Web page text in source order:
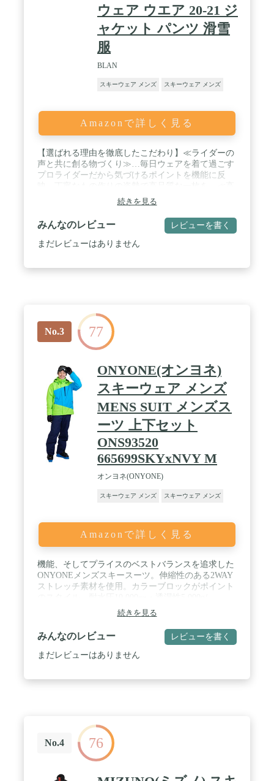
ウェア ウエア 20-21 ジ
ャケット パンツ 滑雪
服
BLAN
スキーウェア メンズ スキーウェア メンズ
Amazonで詳しく見る
【選ばれる理由を徹底したこだわり】≪ライダーの
声と共に創る物づくり≫…毎日ウェアを着て過ごす
プロライダーだから気づけるポイントを機能に反
品質を支えるパートナーシップ≫…現地工場の長期
的提携によりコストと供給の安定。日本式の技術指
導の徹底によるスキル向上で高品質を実現。最高の
一着をお客様のもとへ。≪素材へのこだわり≫…耐
水性・透湿性・撥水性に優れた透湿防水素材！ /
ッジガード、アジャスターベルト、ブランド刻印 /
【高保温性の中綿仕様】全面に中綿を入れること
で、防寒性をさらにアップ！重ね着の苦手な人や、
ゲレンデで動きの少ない環境でもしっかり保温。寒
さを気にせず遊べる頼もしいウェア。【ストレッチ
素材】ライディング時や屈伸時がとにかく楽なスト
レッチ素材でストレスフリーを実現。快適な穿き心
地と共に耐水圧15000ｍｍで雪などの染み込みにも
安心。ツイルの素材感も味わえるハイスペックなウ
ェアの登場。 / 【エッジガード】スキー板のエッジ
部分で破れないようにするため、裾内側に強度の優
れたガードを貼り付け。見た目だけではなく、長く
お使いいただけるように細かなパーツにもこだわり
を。【高保温性の中綿仕様】全面に中綿を入れるこ
とで、防寒性をさらにアップ！重ね着の苦手な人
温。寒さを気にせず遊べる頼もしいウェア。【スト
穿き心地と共に耐水圧15000ｍｍで雪などの染み込
みにも安心。ツイルの素材感も味わえるハイスペッ
は防げないズレをしっかり固定。ライディング時の
安定感アップで、ストレスフリーに楽しめる。脱着
可能なので気分や着こなしに合わせて自由自在。 /
で、予めご了承ください。
続きを見る
みんなのレビュー レビューを書く
まだレビューはありません
No.3 77
ONYONE(オンヨネ)
スキーウェア メンズ
MENS SUIT メンズス
ーツ 上下セット
ONS93520
665699SKYxNVY M
オンヨネ(ONYONE)
スキーウェア メンズ スキーウェア メンズ
Amazonで詳しく見る
機能、そしてプライスのベストバランスを追求した
ONYONEメンズスキースーツ。伸縮性のある2WAY
ストレッチ素材を使用。カラーブロックがポイント
㎡/24hr・撥水加工 / [ジャケット]フロントファスナ
ーにホイッスル引き手付き・サイドポケット・左袖
パスケース・フードドローコード・裾ドローコー
ド・袖口リストゲーター・袖口アジャスター・左内
側インナージッパーポケット・右内側ゴーグルポケ
す。ゴーグルや帽子などの小物は付属しません。
続きを見る
みんなのレビュー レビューを書く
まだレビューはありません
No.4 76